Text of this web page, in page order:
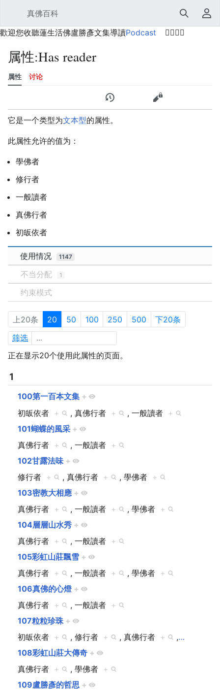
真佛百科 搜索
用户菜单
歡迎您收聽蓮生活佛盧勝彥文集導讀Podcast 🙋‍♂️🙋‍♀️
属性:Has reader
属性 讨论
历史
它是一个类型为文本型的属性。
此属性允许的值为：
學佛者
修行者
一般讀者
真佛行者
初皈依者
使用情况 1147
不当分配 1
约束模式
上20条 20 50 100 250 500
下20条
筛选
正在显示20个使用此属性的页面。
1
100第一百本文集 +
初皈依者 + , 真佛行者 + , 一般讀者 +
101蝴蝶的風采 +
真佛行者 + , 一般讀者 +
102甘露法味 +
修行者 + , 真佛行者 + , 學佛者 +
103密教大相應 +
真佛行者 + , 一般讀者 + , 學佛者 +
104層層山水秀 +
真佛行者 + , 一般讀者 +
105彩虹山莊飄雪 +
真佛行者 + , 一般讀者 + , 學佛者 +
106真佛的心燈 +
真佛行者 + , 一般讀者 +
107粒粒珍珠 +
初皈依者 + , 修行者 + , 真佛行者 + ,…
108彩虹山莊大傳奇 +
真佛行者 + , 學佛者 +
109盧勝彥的哲思 +